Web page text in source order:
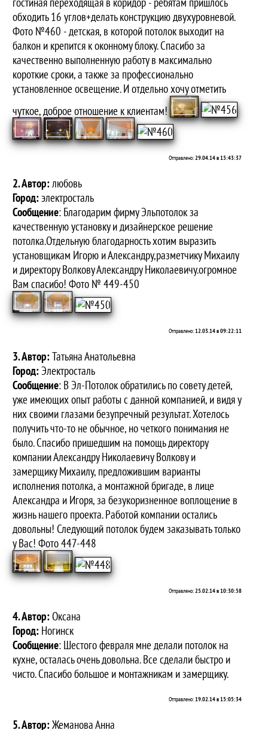
обходить 16 углов+делать конструкцию двухуровневой.
Фото №460 - детская, в которой потолок выходит на
балкон и крепится к оконному блоку. Спасибо за
качественно выполненную работу в максимально
короткие сроки, а также за профессионально
установленное освещение. И отдельно хочу отметить
чуткое, доброе отношение к клиентам!
Отправлено:29.04.14 в 15:43:37
2. Автор:любовь
Город:электросталь
Сообщение: Благодарим фирму Эльпотолок за
качественную установку и дизайнерское решение
потолка.Отдельную благодарность хотим выразить
установщикам Игорю и Александру,разметчику Михаилу
и директору Волкову Александру Николаевичу.огромное
Вам спасибо! Фото № 449-450
Отправлено:12.03.14 в 09:22:11
3. Автор:Татьяна Анатольевна
Город:Электросталь
Сообщение: В Эл-Потолок обратились по совету детей,
уже имеющих опыт работы с данной компанией, и видя у
них своими глазами безупречный результат. Хотелось
получить что-то не обычное, но четкого понимания не
было. Спасибо пришедшим на помощь директору
компании Александру Николаевичу Волкову и
замерщику Михаилу, предложившим варианты
исполнения потолка, а монтажной бригаде, в лице
Александра и Игоря, за безукоризненное воплощение в
жизнь нашего проекта. Работой компании остались
довольны! Следующий потолок будем заказывать только
у Вас! Фото 447-448
Отправлено:25.02.14 в 10:30:58
4. Автор:Оксана
Город: Ногинск
Сообщение: Шестого февраля мне делали потолок на
кухне, осталась очень довольна. Все сделали быстро и
чисто. Спасибо большое и монтажникам и замерщику.
Отправлено:19.02.14 в 15:05:34
5. Автор:Жеманова Анна